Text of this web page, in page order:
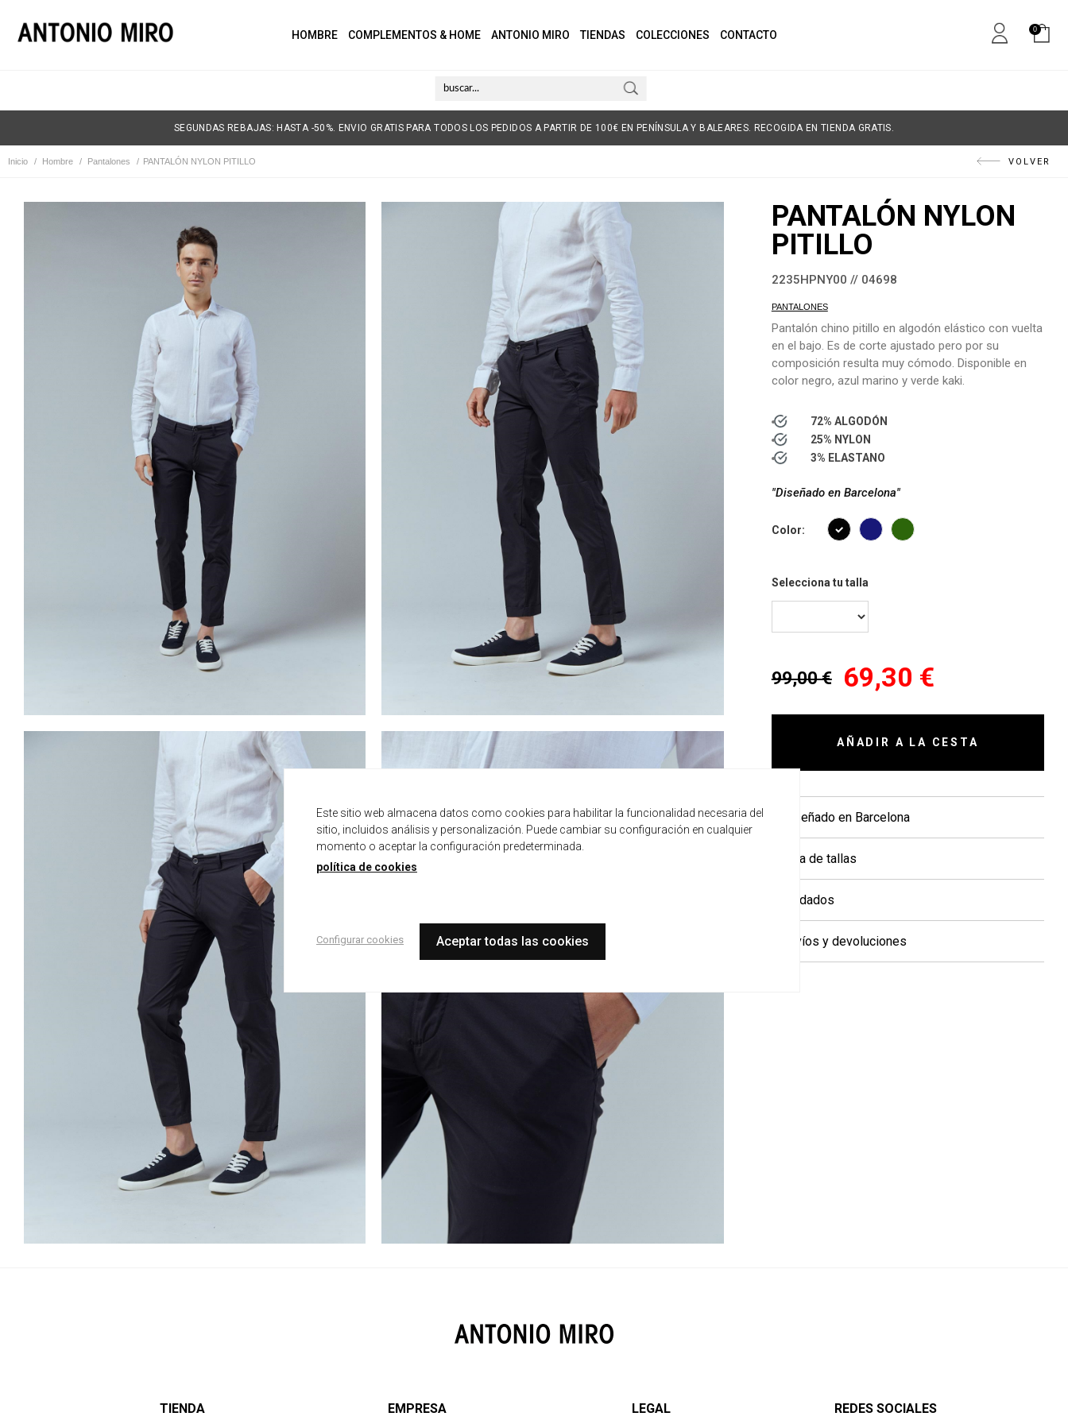
0
HOMBRE COMPLEMENTOS & HOME ANTONIO MIRO TIENDAS COLECCIONES CONTACTO
SEGUNDAS REBAJAS: HASTA -50%. ENVIO GRATIS PARA TODOS LOS PEDIDOS A PARTIR DE 100€ EN PENÍNSULA Y BALEARES. RECOGIDA EN TIENDA GRATIS.
Inicio / Hombre / Pantalones / PANTALÓN NYLON PITILLO VOLVER
PANTALÓN NYLON
PITILLO
2235HPNY00 // 04698
PANTALONES
Pantalón chino pitillo en algodón elástico con vuelta
en el bajo. Es de corte ajustado pero por su
composición resulta muy cómodo. Disponible en
color negro, azul marino y verde kaki.
72% ALGODÓN
25% NYLON
3% ELASTANO
"Diseñado en Barcelona"
Color:
Selecciona tu talla
99,00 € 69,30 €
AÑADIR A LA CESTA
+ Diseñado en Barcelona
+ Guía de tallas
+ Cuidados
+ Envíos y devoluciones
TIENDA EMPRESA LEGAL REDES SOCIALES
Este sitio web almacena datos como cookies para habilitar la funcionalidad necesaria del
sitio, incluidos análisis y personalización. Puede cambiar su configuración en cualquier
momento o aceptar la configuración predeterminada.
política de cookies
Configurar cookies Aceptar todas las cookies